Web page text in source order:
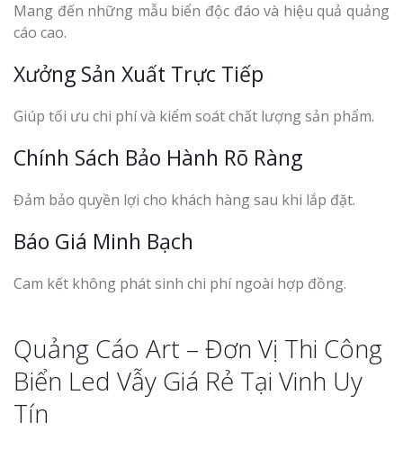
Mang đến những mẫu biển độc đáo và hiệu quả quảng
cáo cao.
Xưởng Sản Xuất Trực Tiếp
Giúp tối ưu chi phí và kiểm soát chất lượng sản phẩm.
Chính Sách Bảo Hành Rõ Ràng
Đảm bảo quyền lợi cho khách hàng sau khi lắp đặt.
Báo Giá Minh Bạch
Cam kết không phát sinh chi phí ngoài hợp đồng.
Quảng Cáo Art – Đơn Vị Thi Công
Biển Led Vẫy Giá Rẻ Tại Vinh Uy
Tín